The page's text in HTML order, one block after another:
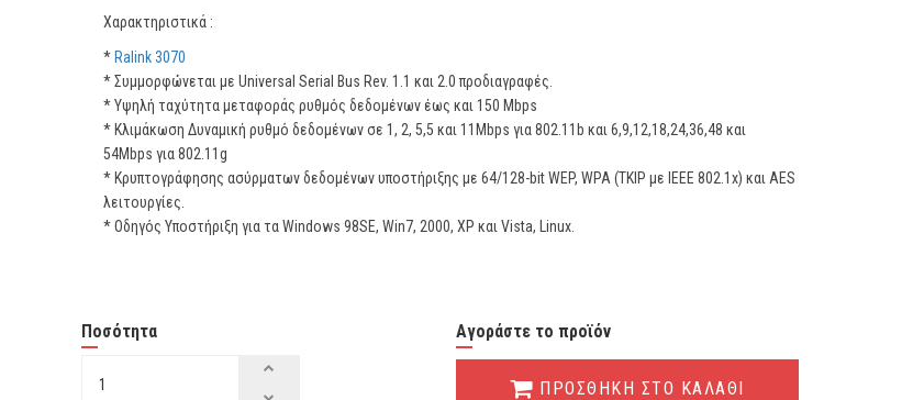
Χαρακτηριστικά :
* Ralink 3070
* Συμμορφώνεται με Universal Serial Bus Rev. 1.1 και 2.0 προδιαγραφές.
* Υψηλή ταχύτητα μεταφοράς ρυθμός δεδομένων έως και 150 Mbps
* Κλιμάκωση Δυναμική ρυθμό δεδομένων σε 1, 2, 5,5 και 11Mbps για 802.11b και 6,9,12,18,24,36,48 και
54Mbps για 802.11g
* Κρυπτογράφησης ασύρματων δεδομένων υποστήριξης με 64/128-bit WEP, WPA (TKIP με IEEE 802.1x) και AES
λειτουργίες.
* Οδηγός Υποστήριξη για τα Windows 98SE, Win7, 2000, XP και Vista, Linux.
Ποσότητα Αγοράστε το προϊόν
ΠΡΟΣΘΗΚΗ ΣΤΟ ΚΑΛΑΘΙ